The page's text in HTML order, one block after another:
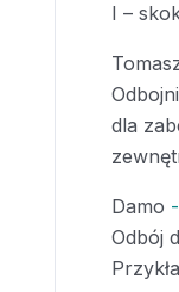
I –
dla
Damo -
Odbój